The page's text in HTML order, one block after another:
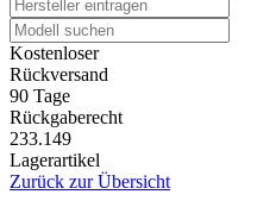
Kostenloser
Rückversand
90 Tage
Rückgaberecht
233.149
Lagerartikel
Zurück zur Übersicht